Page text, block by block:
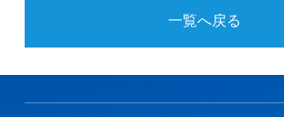
一覧へ戻る